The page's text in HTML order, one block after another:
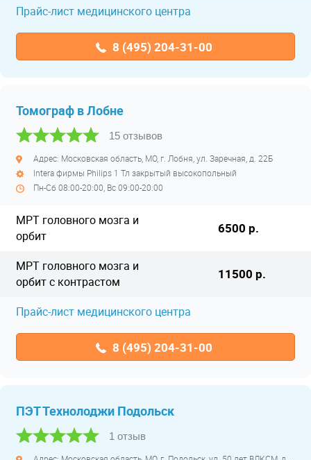
Прайс-лист медицинского центра
8 (495) 204-31-00
Томограф в Лобне
15 отзывов
Адрес: Московская область, МО, г. Лобня, ул. Заречная, д. 22Б
Intera фирмы Philips 1 Тл закрытый высокопольный
Пн-Сб 08:00-20:00, Вс 09:00-20:00
МРТ головного мозга и
орбит
6500 р.
МРТ головного мозга и
орбит с контрастом
11500 р.
Прайс-лист медицинского центра
8 (495) 204-31-00
ПЭТ Технолоджи Подольск
1 отзыв